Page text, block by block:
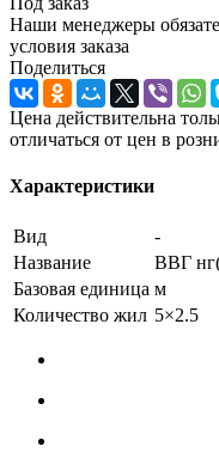
Наши менеджеры
условия заказа
Поделиться
Цена действительна
отличаться от цен в
Характеристики
Вид
-
Название
ВВГ
Базовая единица м
Количество жил 5×2.5